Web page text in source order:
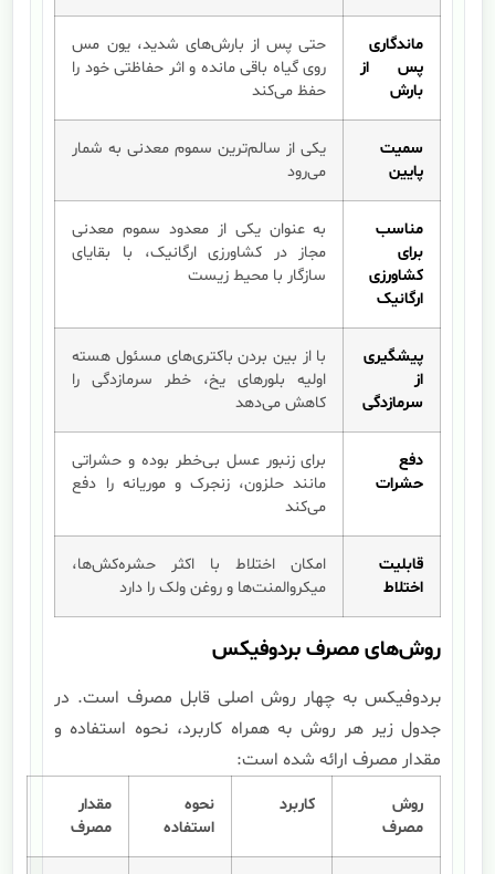
ماندگاری
پس از
بارش
حتی پس از بارش‌های شدید، یون مس
روی گیاه باقی مانده و اثر حفاظتی خود را
حفظ می‌کند
سمیت
پایین
یکی از سالم‌ترین سموم معدنی به شمار
می‌رود
مناسب
برای
کشاورزی
ارگانیک
به عنوان یکی از معدود سموم معدنی
مجاز در کشاورزی ارگانیک، با بقایای
سازگار با محیط زیست
پیشگیری
از
سرمازدگی
با از بین بردن باکتری‌های مسئول هسته
اولیه بلورهای یخ، خطر سرمازدگی را
کاهش می‌دهد
دفع
حشرات
برای زنبور عسل بی‌خطر بوده و حشراتی
مانند حلزون، زنجرک و موریانه را دفع
می‌کند
قابلیت
اختلاط
امکان اختلاط با اکثر حشره‌کش‌ها،
میکروالمنت‌ها و روغن ولک را دارد
روش‌های مصرف بردوفیکس
بردوفیکس به چهار روش اصلی قابل مصرف است. در
جدول زیر هر روش به همراه کاربرد، نحوه استفاده و
مقدار مصرف ارائه شده است:
روش
مصرف
کاربرد
نحوه
استفاده
مقدار
مصرف